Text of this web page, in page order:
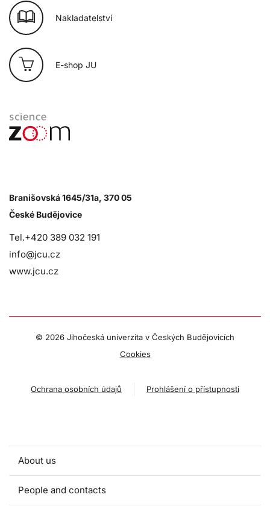
Nakladatelství
E-shop JU
Branišovská 1645/31a, 370 05
České Budějovice
Tel.+420 389 032 191
info@jcu.cz
www.jcu.cz
© 2026 Jihočeská univerzita v Českých Budějovicích
Cookies
Ochrana osobních údajů Prohlášení o přístupnosti
About us
People and contacts